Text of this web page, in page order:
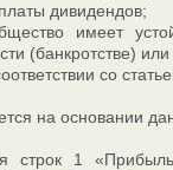
дивидендов;
имеет
(банкротстве)
со
на основании
строк 1